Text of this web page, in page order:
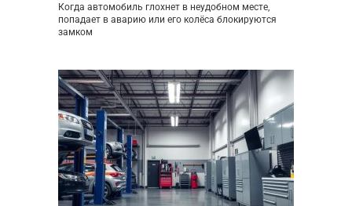
Когда автомобиль глохнет в неудобном месте,
попадает в аварию или его колёса блокируются
замком